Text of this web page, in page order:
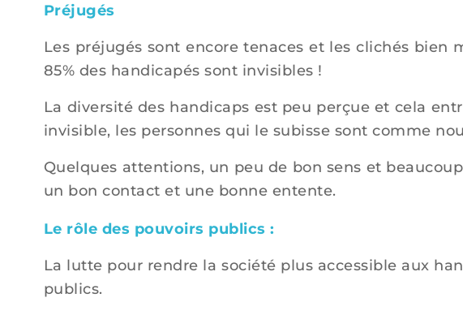
Préjugés
Les préjugés sont encore tenaces et les clichés bien
85% des handicapés sont invisibles !
La diversité des handicaps est peu perçue et cela
invisible, les personnes qui le subisse sont comme
Quelques attentions, un peu de bon sens et
un bon contact et une bonne entente.
Le rôle des pouvoirs publics :
La lutte pour rendre la société plus accessible aux
publics.